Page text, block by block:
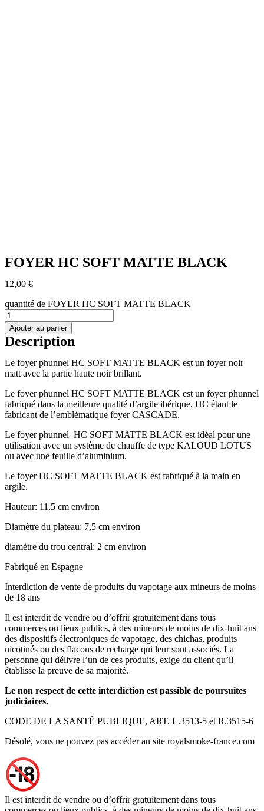
FOYER HC SOFT MATTE BLACK
12,00 €
quantité de FOYER HC SOFT MATTE BLACK
Ajouter au panier
Description
Le foyer phunnel HC SOFT MATTE BLACK est un foyer noir
matt avec la partie haute noir brillant.
Le foyer phunnel HC SOFT MATTE BLACK est un foyer phunnel
fabriqué dans la meilleure qualité d’argile ibérique, HC étant le
fabricant de l’emblématique foyer CASCADE.
Le foyer phunnel HC SOFT MATTE BLACK est idéal pour une
utilisation avec un système de chauffe de type KALOUD LOTUS
ou avec une feuille d’aluminium.
Le foyer HC SOFT MATTE BLACK est fabriqué à la main en
argile.
Hauteur: 11,5 cm environ
Diamètre du plateau: 7,5 cm environ
diamètre du trou central: 2 cm environ
Fabriqué en Espagne
Interdiction de vente de produits du vapotage aux mineurs de moins
de 18 ans
Il est interdit de vendre ou d’offrir gratuitement dans tous
commerces ou lieux publics, à des mineurs de moins de dix-huit ans
des dispositifs électroniques de vapotage, des chichas, produits
nicotinés ou des flacons de recharge qui leur sont associés. La
personne qui délivre l’un de ces produits, exige du client qu’il
établisse la preuve de sa majorité.
Le non respect de cette interdiction est passible de poursuites
judiciaires.
CODE DE LA SANTÉ PUBLIQUE, ART. L.3513-5 et R.3515-6
Désolé, vous ne pouvez pas accéder au site royalsmoke-france.com
Il est interdit de vendre ou d’offrir gratuitement dans tous